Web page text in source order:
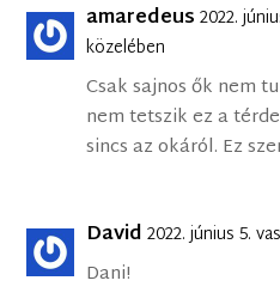
amaredeus 2022.
közelében
Csak sajnos ők nem
nem tetszik ez a
sincs az okáról. Ez
David 2022. június 5.
Dani!